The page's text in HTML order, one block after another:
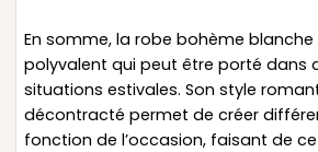
En somme, la robe bohème
polyvalent qui peut être porté dans
situations estivales. Son style
décontracté permet de créer
fonction de l’occasion, faisant de